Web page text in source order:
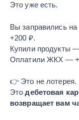
Это уже есть.
Вы заправились
+200 ₽.
Купили продукты
Оплатили ЖКХ —
👉 Это не лотерея.
Этодебетовая
возвращает вам